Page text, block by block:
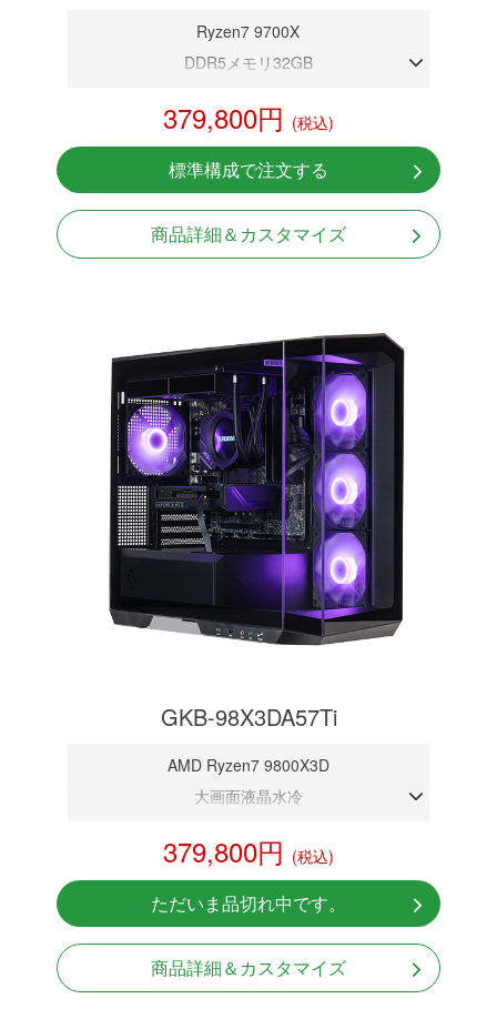
Ryzen7 9700X
DDR5メモリ32GB
NVMeSSD 1TB
無線LAN Bluetooth対応
Windows11 Home 64bit
LCDスクリーン搭載
379,800円 (税込)
標準構成で注文する
商品詳細＆カスタマイズ
GKB-98X3DA57Ti
AMD Ryzen7 9800X3D
大画面液晶水冷
RTX 5070Ti 16GB
NVMeSSD 1TB
Windows11 Home 64bit
379,800円 (税込)
ただいま品切れ中です。
商品詳細＆カスタマイズ